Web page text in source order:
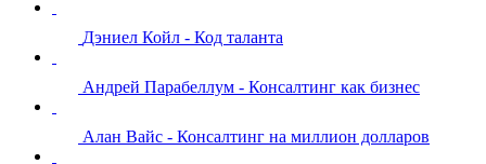
Дэниел Койл - Код таланта
Андрей Парабеллум - Консалтинг как бизнес
Алан Вайс - Консалтинг на миллион долларов